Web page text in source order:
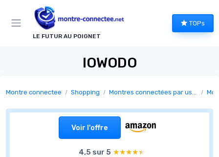
LE FUTUR AU POIGNET
TOPs
IOWODO
Montre connectee Shopping Montres connectées par usage
Voir l'offre
4,5 sur 5 ★★★★★
★★★★★
Panneau de gestion des cookies